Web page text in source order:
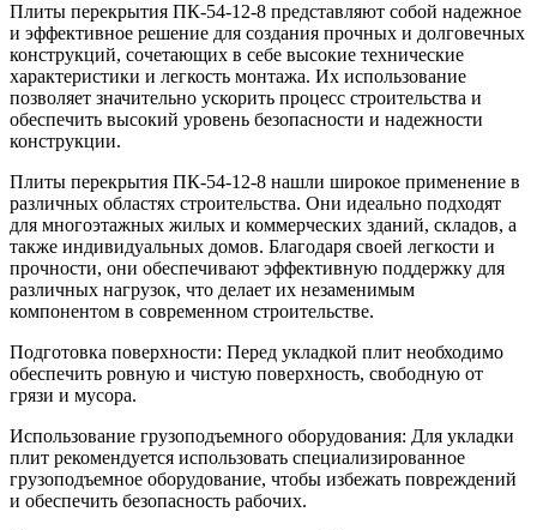
Плиты перекрытия ПК-54-12-8 представляют собой надежное
и эффективное решение для создания прочных и долговечных
конструкций, сочетающих в себе высокие технические
характеристики и легкость монтажа. Их использование
позволяет значительно ускорить процесс строительства и
обеспечить высокий уровень безопасности и надежности
конструкции.
Плиты перекрытия ПК-54-12-8 нашли широкое применение в
различных областях строительства. Они идеально подходят
для многоэтажных жилых и коммерческих зданий, складов, а
также индивидуальных домов. Благодаря своей легкости и
прочности, они обеспечивают эффективную поддержку для
различных нагрузок, что делает их незаменимым
компонентом в современном строительстве.
Подготовка поверхности: Перед укладкой плит необходимо
обеспечить ровную и чистую поверхность, свободную от
грязи и мусора.
Использование грузоподъемного оборудования: Для укладки
плит рекомендуется использовать специализированное
грузоподъемное оборудование, чтобы избежать повреждений
и обеспечить безопасность рабочих.